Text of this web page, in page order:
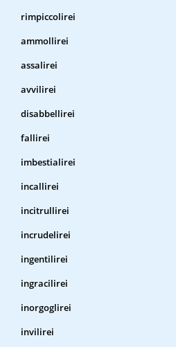
rimpiccolirei
ammollirei
assalirei
avvilirei
disabbellirei
fallirei
imbestialirei
incallirei
incitrullirei
incrudelirei
ingentilirei
ingracilirei
inorgoglirei
invilirei